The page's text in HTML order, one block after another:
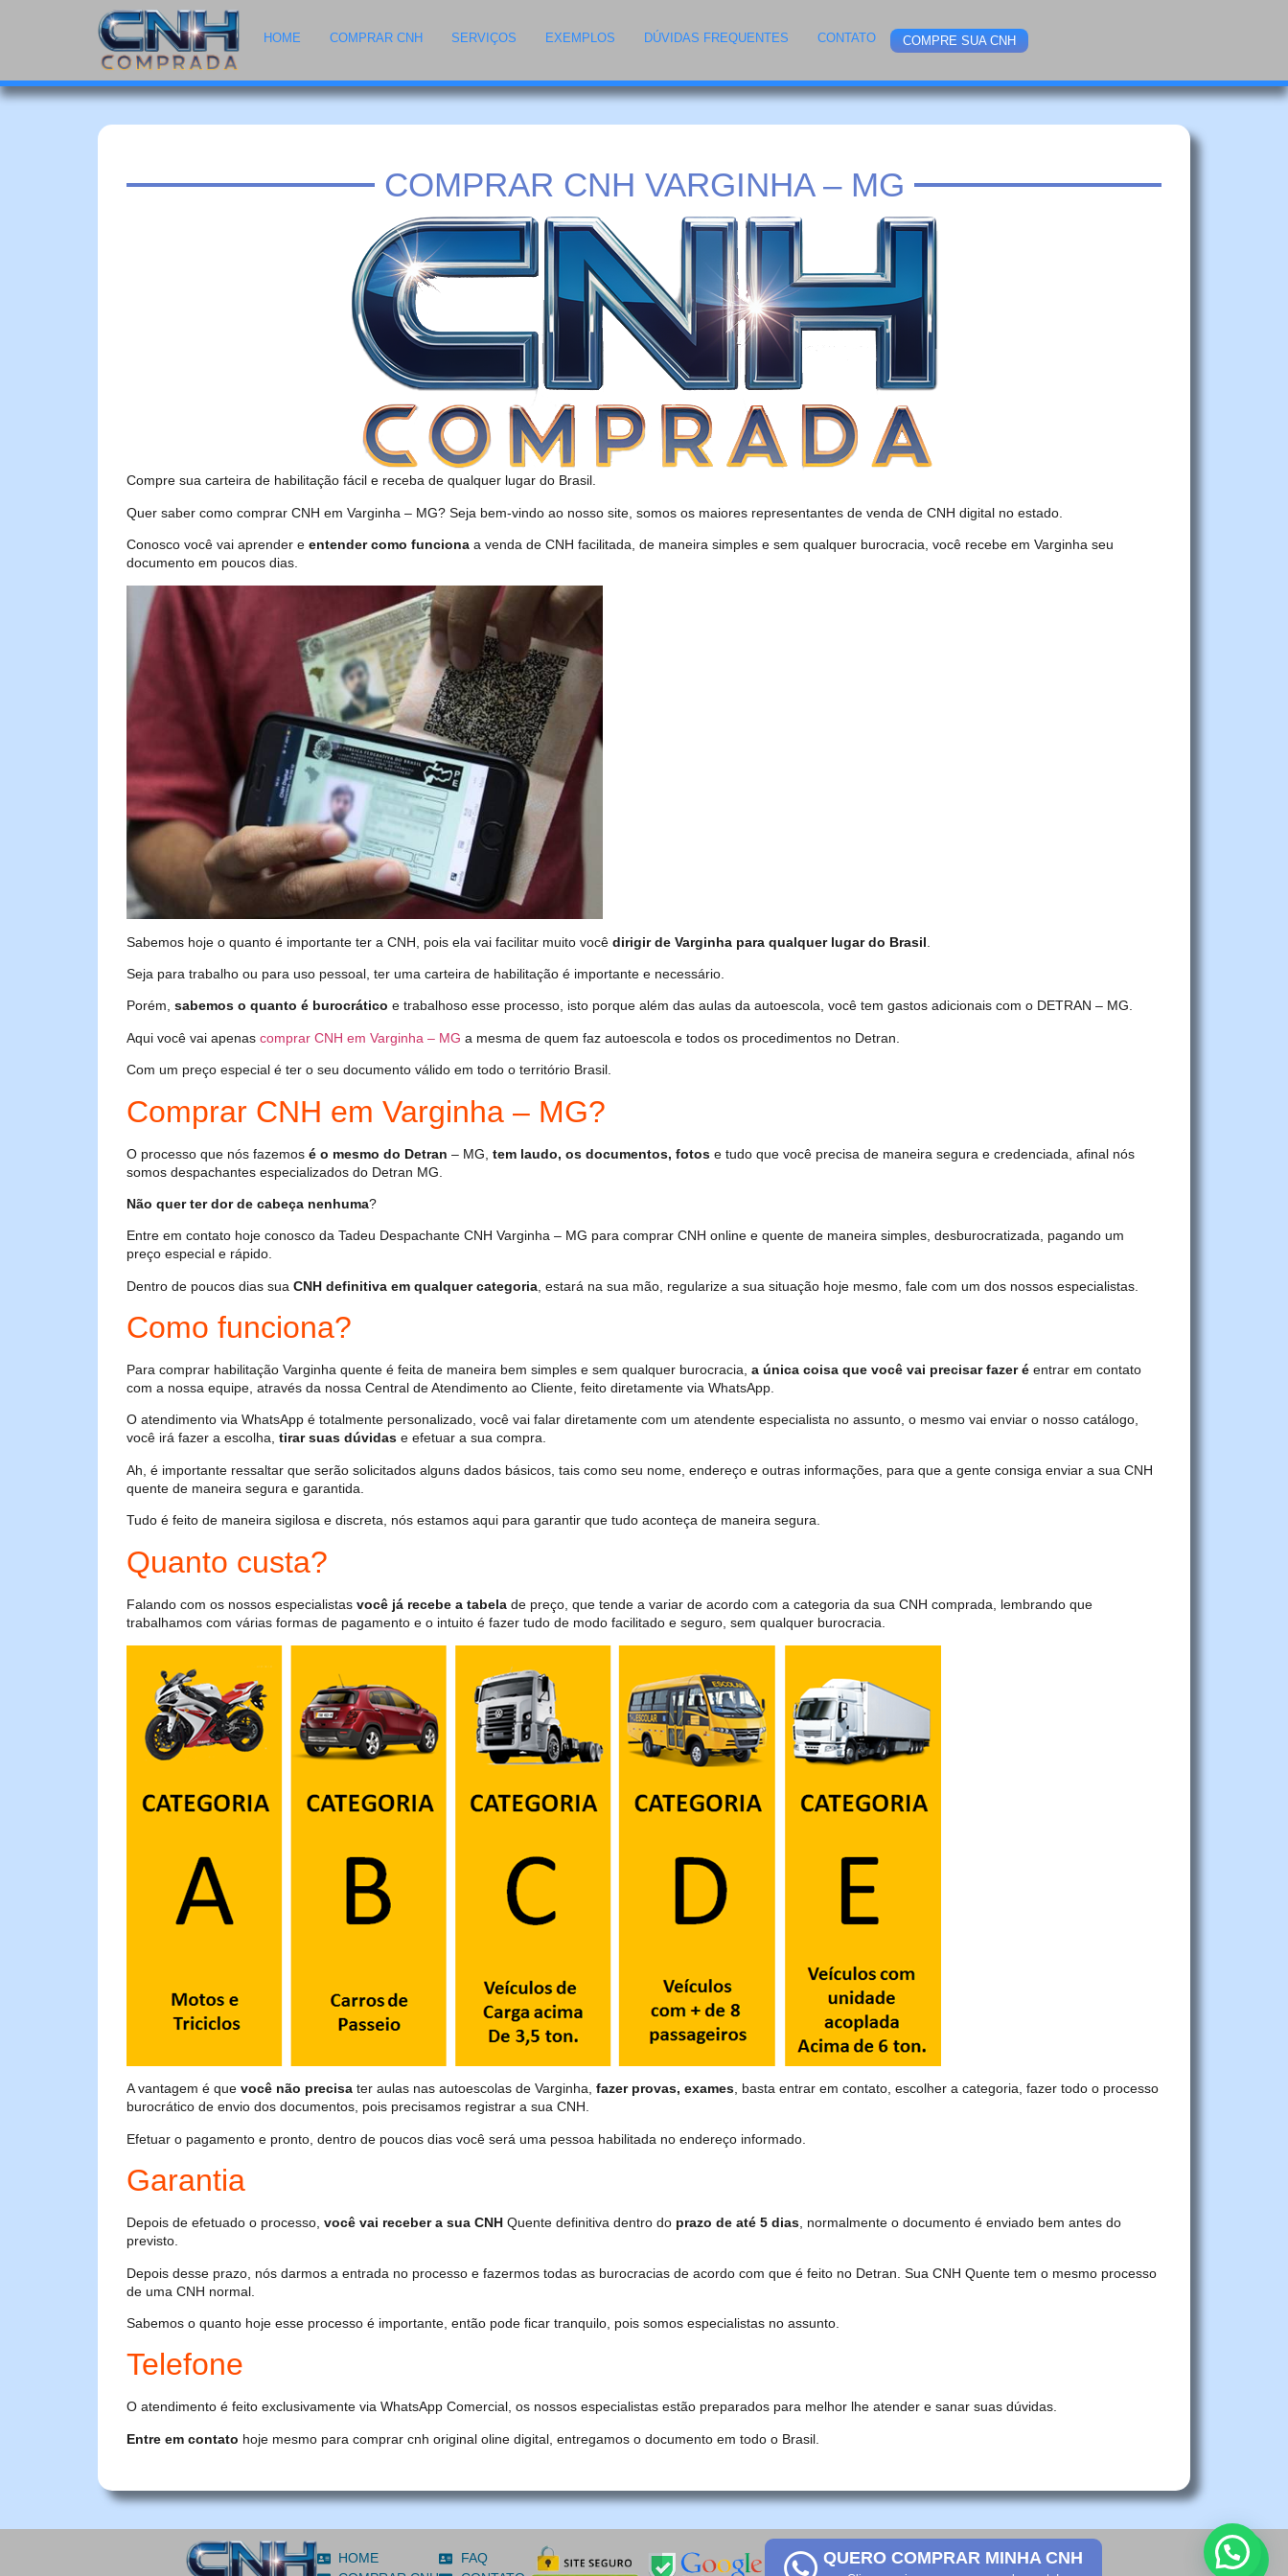
HOME COMPRAR CNH SERVIÇOS EXEMPLOS DÚVIDAS FREQUENTES CONTATO COMPRE SUA CNH
COMPRAR CNH VARGINHA – MG
Compre sua carteira de habilitação fácil e receba de qualquer lugar do Brasil.
Quer saber como comprar CNH em Varginha – MG? Seja bem-vindo ao nosso site, somos os maiores representantes de venda de CNH digital no estado.
Conosco você vai aprender e entender como funciona a venda de CNH facilitada, de maneira simples e sem qualquer burocracia, você recebe em Varginha seu
documento em poucos dias.
Sabemos hoje o quanto é importante ter a CNH, pois ela vai facilitar muito você dirigir de Varginha para qualquer lugar do Brasil
Seja para trabalho ou para uso pessoal, ter uma carteira de habilitação é importante e necessário.
Porém, sabemos o quanto é burocrático e trabalhoso esse processo, isto porque além das aulas da autoescola, você tem gastos adicionais com o DETRAN – MG.
Aqui você vai apenas comprar CNH em Varginha – MG a mesma de quem faz autoescola e todos os procedimentos no Detran.
Com um preço especial é ter o seu documento válido em todo o território Brasil.
Comprar CNH em Varginha – MG?
O processo que nós fazemos é o mesmo do Detran – MG, tem laudo, os documentos, fotos e tudo que você precisa de maneira segura e credenciada, afinal nós
somos despachantes especializados do Detran MG.
Não quer ter dor de cabeça nenhuma?
Entre em contato hoje conosco da Tadeu Despachante CNH Varginha – MG para comprar CNH online e quente de maneira simples, desburocratizada, pagando um
preço especial e rápido.
Dentro de poucos dias sua CNH definitiva em qualquer categoria , estará na sua mão, regularize a sua situação hoje mesmo, fale com um dos nossos especialistas.
Como funciona?
Para comprar habilitação Varginha quente é feita de maneira bem simples e sem qualquer burocracia, a única coisa que você vai precisar fazer é entrar em contato
com a nossa equipe, através da nossa Central de Atendimento ao Cliente, feito diretamente via WhatsApp.
O atendimento via WhatsApp é totalmente personalizado, você vai falar diretamente com um atendente especialista no assunto, o mesmo vai enviar o nosso catálogo,
você irá fazer a escolha, tirar suas dúvidas e efetuar a sua compra.
Ah, é importante ressaltar que serão solicitados alguns dados básicos, tais como seu nome, endereço e outras informações, para que a gente consiga enviar a sua CNH
quente de maneira segura e garantida.
Tudo é feito de maneira sigilosa e discreta, nós estamos aqui para garantir que tudo aconteça de maneira segura.
Quanto custa?
Falando com os nossos especialistas você já recebe a tabela de preço, que tende a variar de acordo com a categoria da sua CNH comprada, lembrando que
trabalhamos com várias formas de pagamento e o intuito é fazer tudo de modo facilitado e seguro, sem qualquer burocracia.
A vantagem é que você não precisa ter aulas nas autoescolas de Varginha, fazer provas, exames, basta entrar em contato, escolher a categoria, fazer todo o processo
burocrático de envio dos documentos, pois precisamos registrar a sua CNH.
Efetuar o pagamento e pronto, dentro de poucos dias você será uma pessoa habilitada no endereço informado.
Garantia
Depois de efetuado o processo, você vai receber a sua CNH Quente definitiva dentro do prazo de até 5 dias, normalmente o documento é enviado bem antes do
previsto.
Depois desse prazo, nós darmos a entrada no processo e fazermos todas as burocracias de acordo com que é feito no Detran. Sua CNH Quente tem o mesmo processo
de uma CNH normal.
Sabemos o quanto hoje esse processo é importante, então pode ficar tranquilo, pois somos especialistas no assunto.
Telefone
O atendimento é feito exclusivamente via WhatsApp Comercial, os nossos especialistas estão preparados para melhor lhe atender e sanar suas dúvidas.
Entre em contato hoje mesmo para comprar cnh original oline digital, entregamos o documento em todo o Brasil.
HOME
FAQ
QUERO COMPRAR MINHA CNH